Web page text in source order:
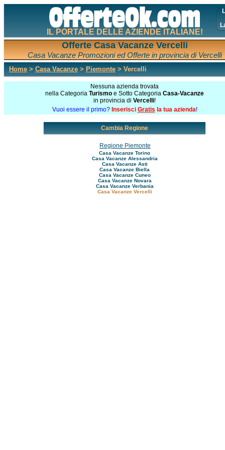
IL PORTALE DELLE AZIENDE ITALIANE!
Offerte Casa Vacanze Vercelli
Casa Vacanze Promozioni ed Offerte in provincia di Vercelli
Home > Casa Vacanze > Piemonte > Vercelli
Nessuna azienda trovata
nella Categoria Turismo e Sotto Categoria Casa-Vacanze
in provincia di Vercelli!
Vuoi essere il primo? Inserisci Gratis la tua azienda!
Cambia Regione
Regione Piemonte
Casa Vacanze Torino
Casa Vacanze Alessandria
Casa Vacanze Asti
Casa Vacanze Biella
Casa Vacanze Cuneo
Casa Vacanze Novara
Casa Vacanze Verbania
Casa Vacanze Vercelli